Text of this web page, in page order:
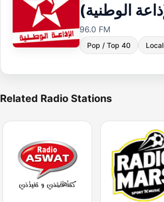
96.0 FM
Pop / Top 40 Local
Related Radio Stations